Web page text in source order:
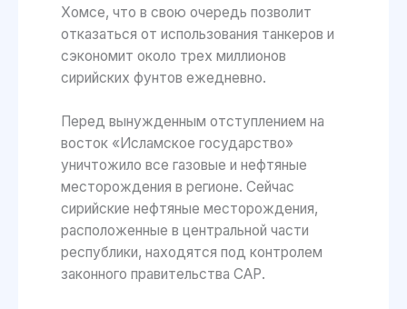
Хомсе, что в свою очередь позволит
отказаться от использования танкеров и
сэкономит около трех миллионов
сирийских фунтов ежедневно.
Перед вынужденным отступлением на
восток «Исламское государство»
уничтожило все газовые и нефтяные
месторождения в регионе. Сейчас
сирийские нефтяные месторождения,
расположенные в центральной части
республики, находятся под контролем
законного правительства САР.